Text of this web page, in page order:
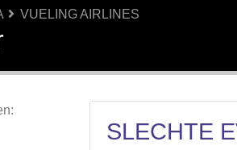
VUELING AIRLINES
SLECHTE